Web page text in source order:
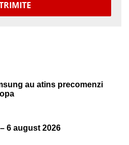
au atins precomenzi
6 august 2026